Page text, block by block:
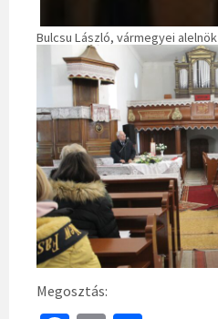
Bulcsu László, vármegyei alelnök
Megosztás: